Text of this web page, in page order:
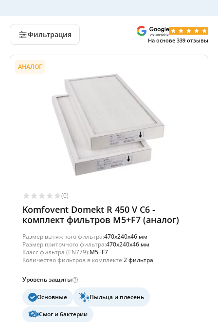
Фильтрация
На основе 339 отзывы
АНАЛОГ
(0)
Komfovent Domekt R 450 V C6 -
комплект фильтров M5+F7 (аналог)
Размер вытяжного фильтра:470x240x46 мм
Размер приточного фильтра:470x240x46 мм
Класс фильтра (EN779):M5+F7
Количество фильтров в комплекте:2 фильтра
Уровень защиты
Основные Пыльца и плесень
Смог и бактерии